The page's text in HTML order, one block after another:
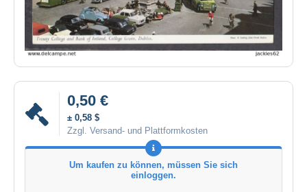
0,50 €
± 0,58 $
Zzgl. Versand- und Plattformkosten
Um kaufen zu können, müssen Sie sich
einloggen.